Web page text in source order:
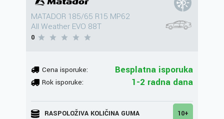
MATADOR 185/65 R15 MP62
All Weather EVO 88T
0
Cena isporuke: Besplatna isporuka
Rok isporuke: 1-2 radna dana
RASPOLOŽIVA KOLIČINA GUMA 10+